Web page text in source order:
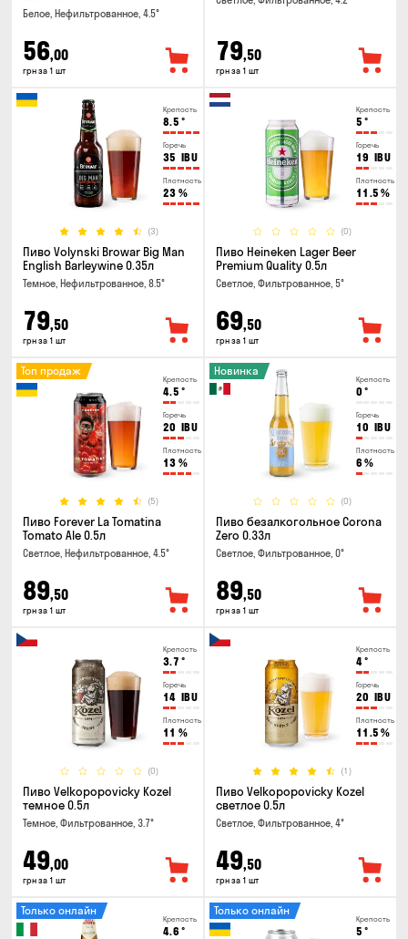
Белое, Нефильтрованное, 4.5°
56,00
грн за 1 шт
79,50
грн за 1 шт
Крепость
8.5 °
Горечь
35 IBU
Плотность
23 %
(3)
Пиво Volynski Browar Big Man
English Barleywine 0.35л
Темное, Нефильтрованное, 8.5°
79,50
грн за 1 шт
Крепость
5 °
Горечь
19 IBU
Плотность
11.5 %
(0)
Пиво Heineken Lager Beer
Premium Quality 0.5л
Светлое, Фильтрованное, 5°
69,50
грн за 1 шт
Крепость
4.5 °
Горечь
20 IBU
Плотность
13 %
(5)
Топ продаж
Пиво Forever La Tomatina
Tomato Ale 0.5л
Светлое, Нефильтрованное, 4.5°
89,50
грн за 1 шт
Крепость
0 °
Горечь
10 IBU
Плотность
6 %
(0)
Новинка
Пиво безалкогольное Corona
Zero 0.33л
Светлое, Фильтрованное, 0°
89,50
грн за 1 шт
Крепость
3.7 °
Горечь
14 IBU
Плотность
11 %
(0)
Пиво Velkopopovicky Kozel
темное 0.5л
Темное, Фильтрованное, 3.7°
49,00
грн за 1 шт
Крепость
4°
Горечь
20 IBU
Плотность
11.5 %
(1)
Пиво Velkopopovicky Kozel
светлое 0.5л
Светлое, Фильтрованное, 4°
49,50
грн за 1 шт
Крепость
4.6 °
Только онлайн
Крепость
5 °
Только онлайн